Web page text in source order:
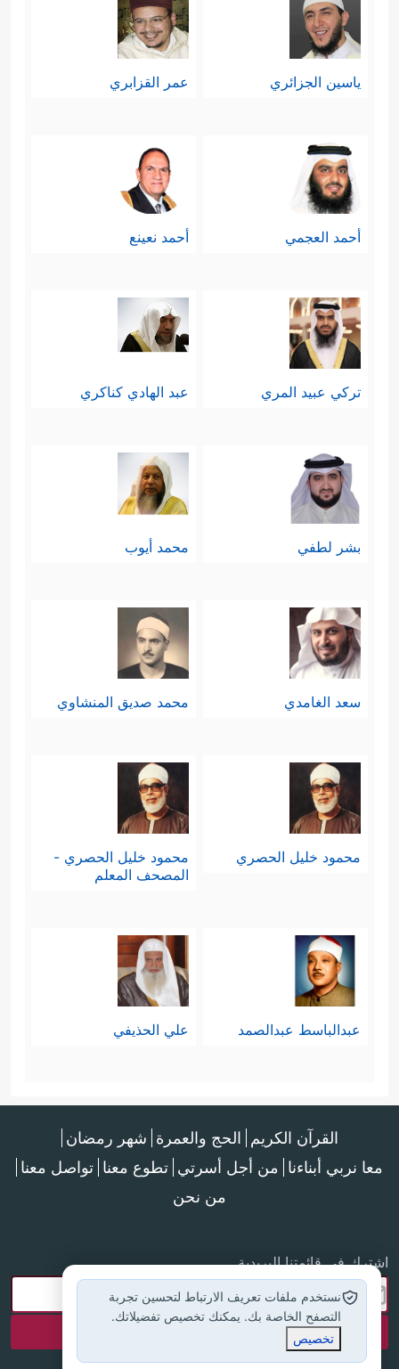
ياسين الجزائري عمر القزابري
أحمد العجمي أحمد نعينع
تركي عبيد المري عبد الهادي كناكري
بشر لطفي محمد أيوب
سعد الغامدي محمد صديق المنشاوي
محمود خليل الحصري
محمود خليل الحصري -
المصحف المعلم
عبدالباسط عبدالصمد علي الحذيفي
القرآن الكريم الحج والعمرة شهر رمضان
معا نربي أبناءنا من أجل أسرتي تطوع معنا تواصل معنا
من نحن
اشترك في قائمتنا البريدية
نستخدم ملفات تعريف الارتباط لتحسين تجربة
التصفح الخاصة بك. يمكنك تخصيص تفضيلاتك.
تخصيص